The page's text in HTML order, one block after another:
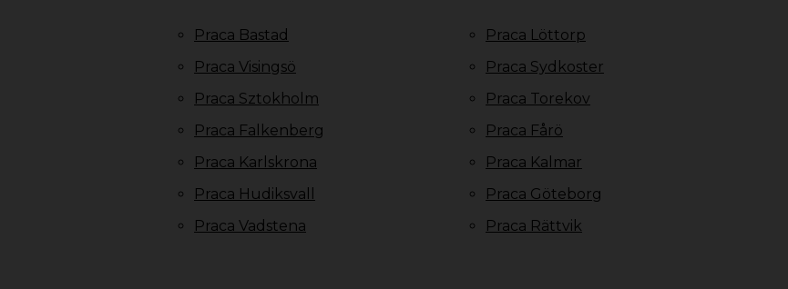
Praca Bastad
Praca Visingsö
Praca Sztokholm
Praca Falkenberg
Praca Karlskrona
Praca Hudiksvall
Praca Vadstena
Praca Löttorp
Praca Sydkoster
Praca Torekov
Praca Fårö
Praca Kalmar
Praca Göteborg
Praca Rättvik